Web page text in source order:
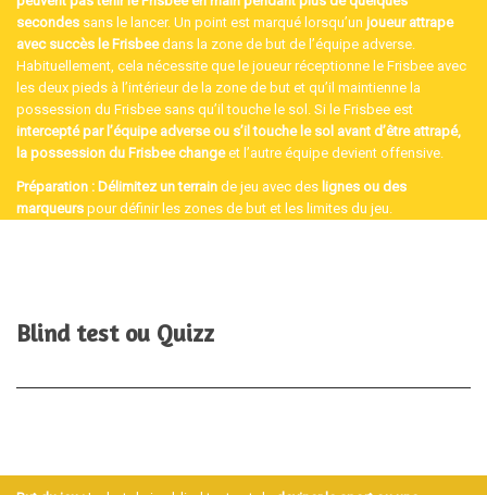
secondes sans le lancer. Un point est marqué lorsqu’un joueur attrape
avec succès le Frisbeedans la zone de but de l’équipe adverse.
Habituellement, cela nécessite que le joueur réceptionne le Frisbee avec
les deux pieds à l’intérieur de la zone de but et qu’il maintienne la
possession du Frisbee sans qu’il touche le sol. Si le Frisbee est
intercepté par l’équipe adverse ou s’il touche le sol avant d’être attrapé,
la possession du Frisbee changeet l’autre équipe devient offensive.
Préparation : Délimitez un terrain de jeu avec des lignes ou des
marqueurs pour définir les zones de but et les limites du jeu.
Blind test ou Quizz